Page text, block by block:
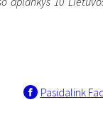
Pasidalink